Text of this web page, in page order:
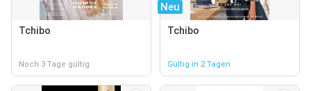
Tchibo
Noch 3 Tage gültig
Neu
Tchibo
Gültig in 2 Tagen